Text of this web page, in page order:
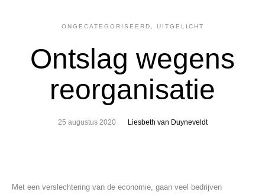
ONGECATEGORISEERD UITGELICHT
Ontslag wegens
reorganisatie
25 augustus 2020 Liesbeth van Duyneveldt
Met een verslechtering van de economie, gaan veel bedrijven